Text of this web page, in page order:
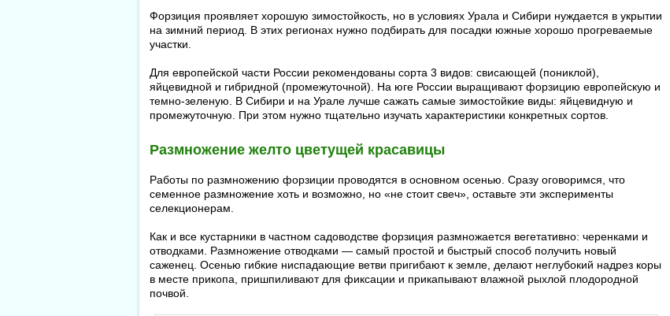
Форзиция проявляет хорошую зимостойкость, но в условиях Урала и Сибири нуждается в укрытии
на зимний период. В этих регионах нужно подбирать для посадки южные хорошо прогреваемые
участки.
Для европейской части России рекомендованы сорта 3 видов: свисающей (пониклой),
яйцевидной и гибридной (промежуточной). На юге России выращивают форзицию европейскую и
темно-зеленую. В Сибири и на Урале лучше сажать самые зимостойкие виды: яйцевидную и
промежуточную. При этом нужно тщательно изучать характеристики конкретных сортов.
Размножение желто цветущей красавицы
Работы по размножению форзиции проводятся в основном осенью. Сразу оговоримся, что
семенное размножение хоть и возможно, но «не стоит свеч», оставьте эти эксперименты
селекционерам.
Как и все кустарники в частном садоводстве форзиция размножается вегетативно: черенками и
отводками. Размножение отводками — самый простой и быстрый способ получить новый
саженец. Осенью гибкие ниспадающие ветви пригибают к земле, делают неглубокий надрез коры
в месте прикопа, пришпиливают для фиксации и прикапывают влажной рыхлой плодородной
почвой.